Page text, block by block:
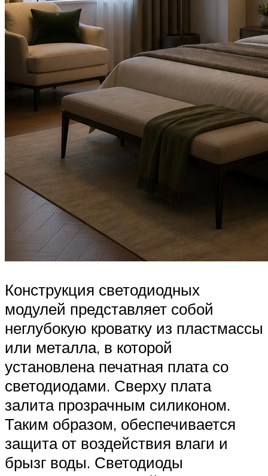
Конструкция светодиодных
модулей представляет собой
неглубокую кроватку из пластмассы
или металла, в которой
установлена печатная плата со
светодиодами. Сверху плата
залита прозрачным силиконом.
Таким образом, обеспечивается
защита от воздействия влаги и
брызг воды. Светодиоды